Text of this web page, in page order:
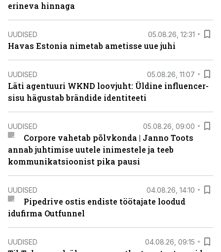
erineva hinnaga
UUDISED 05.08.26, 12:31
Havas Estonia nimetab ametisse uue juhi
UUDISED 05.08.26, 11:07
Läti agentuuri WKND loovjuht: Üldine influencer-
sisu hägustab brändide identiteeti
UUDISED 05.08.26, 09:00
Corpore vahetab põlvkonda | Janno Toots
annab juhtimise uutele inimestele ja teeb
kommunikatsioonist pika pausi
UUDISED 04.08.26, 14:10
Pipedrive ostis endiste töötajate loodud
idufirma Outfunnel
UUDISED 04.08.26, 09:15